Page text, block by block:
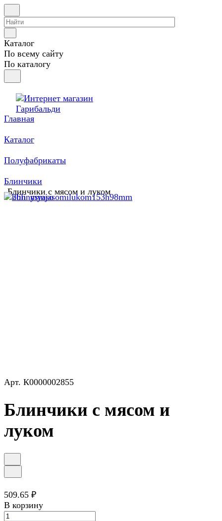
Каталог
По всему сайту
По каталогу
Главная
Каталог
Полуфабрикаты
Блинчики
Блинчики с мясом и луком
Арт. К0000002855
Блинчики с мясом и
луком
509.65 ₽
В корзину